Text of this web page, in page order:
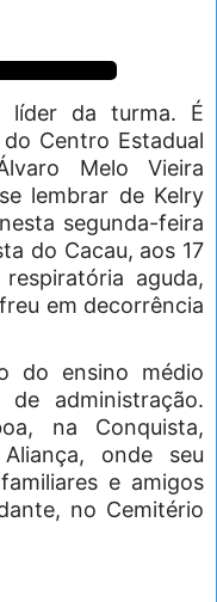
líder da turma. É
Centro Estadual
Melo Vieira
lembrar de Kelry
segunda-feira
do Cacau, aos 17
aguda,
em decorrência
do ensino médio
administração.
na Conquista,
onde seu
e amigos
no Cemitério